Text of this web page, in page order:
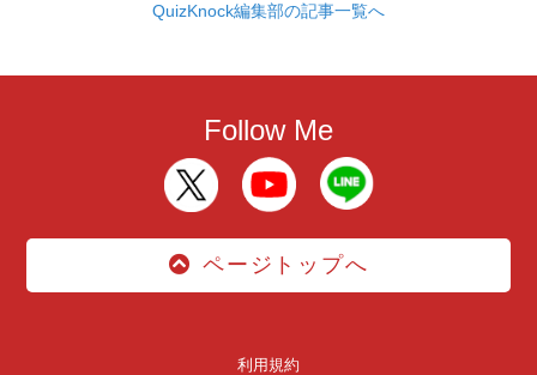
QuizKnock編集部の記事一覧へ
Follow Me
ページトップへ
利用規約